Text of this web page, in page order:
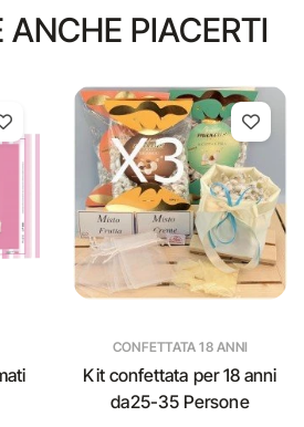
ANCHE PIACERTI
CONFETTATA 18 ANNI
Kit confettata per 18 anni
da25-35 Persone